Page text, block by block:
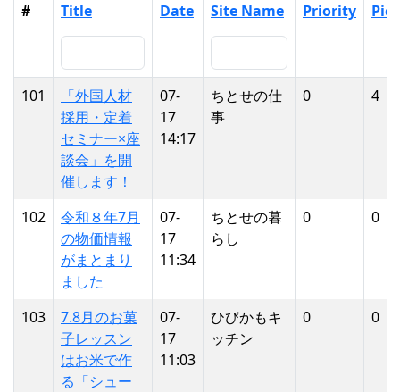
# Title
Date
Site Name Priority
101
「外国人材
採用・定着
セミナー×座
談会」を開
催します！
07-
17
14:17
ちとせの仕
事
0 4
102
令和８年7月
の物価情報
がまとまり
ました
07-
17
11:34
ちとせの暮
らし
0 0
103
7.8月のお菓
子レッスン
はお米で作
る「シュー
07-
17
11:03
ひびかもキ
ッチン
0 0